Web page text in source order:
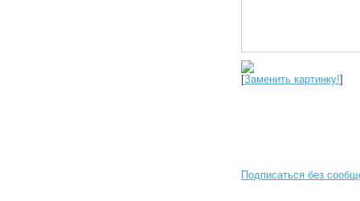
[Заменить картинку!]
Подписаться без